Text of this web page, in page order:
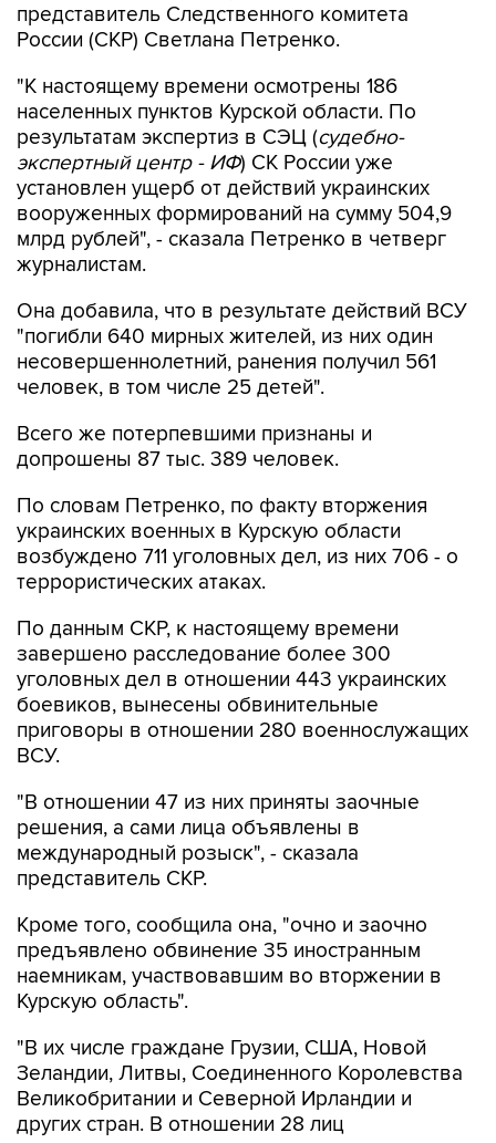
"К настоящему времени осмотрены 186
результатам экспертиз в СЭЦ (судебно-
экспертный центр - ИФ) СК России уже
установлен ущерб от действий украинских
вооруженных формирований на сумму 504,9
млрд рублей", - сказала Петренко в четверг
журналистам.
Она добавила, что в результате действий ВСУ
несовершеннолетний, ранения получил 561
человек, в том числе 25 детей".
Всего же потерпевшими признаны и
По словам Петренко, по факту вторжения
возбуждено 711 уголовных дел, из них 706 - о
террористических атаках.
По данным СКР, к настоящему времени
уголовных дел в отношении 443 украинских
боевиков, вынесены обвинительные
приговоры в отношении 280 военнослужащих
ВСУ.
"В отношении 47 из них приняты заочные
международный розыск", - сказала
представитель СКР.
Кроме того, сообщила она, "очно и заочно
наемникам, участвовавшим во вторжении в
Курскую область".
"В их числе граждане Грузии, США, Новой
Великобритании и Северной Ирландии и
других стран. В отношении 28 лиц
расследование завершено, семь уголовных
дел еще в производстве", - сказала Петренко.